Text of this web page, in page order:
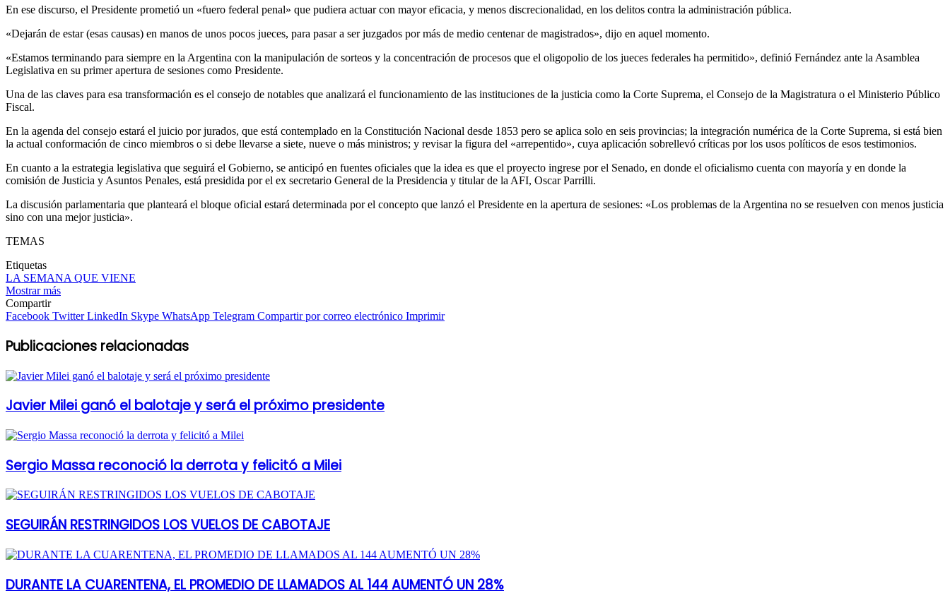
En ese discurso, el Presidente prometió un «fuero federal penal» que pudiera actuar con mayor eficacia, y menos discrecionalidad, en los delitos contra la administración pública.
«Dejarán de estar (esas causas) en manos de unos pocos jueces, para pasar a ser juzgados por más de medio centenar de magistrados», dijo en aquel momento.
«Estamos terminando para siempre en la Argentina con la manipulación de sorteos y la concentración de procesos que el oligopolio de los jueces federales ha permitido», definió Fernández ante la Asamblea
Legislativa en su primer apertura de sesiones como Presidente.
Una de las claves para esa transformación es el consejo de notables que analizará el funcionamiento de las instituciones de la justicia como la Corte Suprema, el Consejo de la Magistratura o el Ministerio Público
Fiscal.
En la agenda del consejo estará el juicio por jurados, que está contemplado en la Constitución Nacional desde 1853 pero se aplica solo en seis provincias; la integración numérica de la Corte Suprema, si está bien
la actual conformación de cinco miembros o si debe llevarse a siete, nueve o más ministros; y revisar la figura del «arrepentido», cuya aplicación sobrellevó críticas por los usos políticos de esos testimonios.
En cuanto a la estrategia legislativa que seguirá el Gobierno, se anticipó en fuentes oficiales que la idea es que el proyecto ingrese por el Senado, en donde el oficialismo cuenta con mayoría y en donde la
comisión de Justicia y Asuntos Penales, está presidida por el ex secretario General de la Presidencia y titular de la AFI, Oscar Parrilli.
La discusión parlamentaria que planteará el bloque oficial estará determinada por el concepto que lanzó el Presidente en la apertura de sesiones: «Los problemas de la Argentina no se resuelven con menos justicia
sino con una mejor justicia».
TEMAS
Etiquetas
LA SEMANA QUE VIENE
Mostrar más
Compartir
Facebook Twitter LinkedIn Skype WhatsApp Telegram Compartir por correo electrónico Imprimir
Publicaciones relacionadas
Javier Milei ganó el balotaje y será el próximo presidente
Sergio Massa reconoció la derrota y felicitó a Milei
SEGUIRÁN RESTRINGIDOS LOS VUELOS DE CABOTAJE
DURANTE LA CUARENTENA, EL PROMEDIO DE LLAMADOS AL 144 AUMENTÓ UN 28%